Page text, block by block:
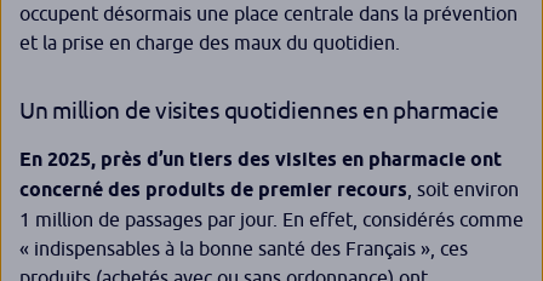
occupent désormais une place centrale dans la prévention
et la prise en charge des maux du quotidien.
Un million de visites quotidiennes en pharmacie
En 2025, près d’un tiers des visites en pharmacie ont
concerné des produits de premier recours , soit environ
1 million de passages par jour. En effet, considérés comme
« indispensables à la bonne santé des Français », ces